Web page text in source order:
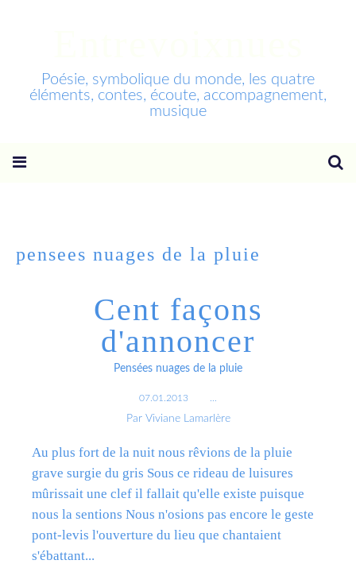
Poésie, symbolique du monde, les quatre
éléments, contes, écoute, accompagnement,
musique
pensees nuages de la pluie
Cent façons
d'annoncer
Pensées nuages de la pluie
07.01.2013
Par Viviane Lamarlère
Au plus fort de la nuit nous rêvions de la pluie
grave surgie du gris Sous ce rideau de luisures
mûrissait une clef il fallait qu'elle existe puisque
nous la sentions Nous n'osions pas encore le geste
pont-levis l'ouverture du lieu que chantaient
s'ébattant...